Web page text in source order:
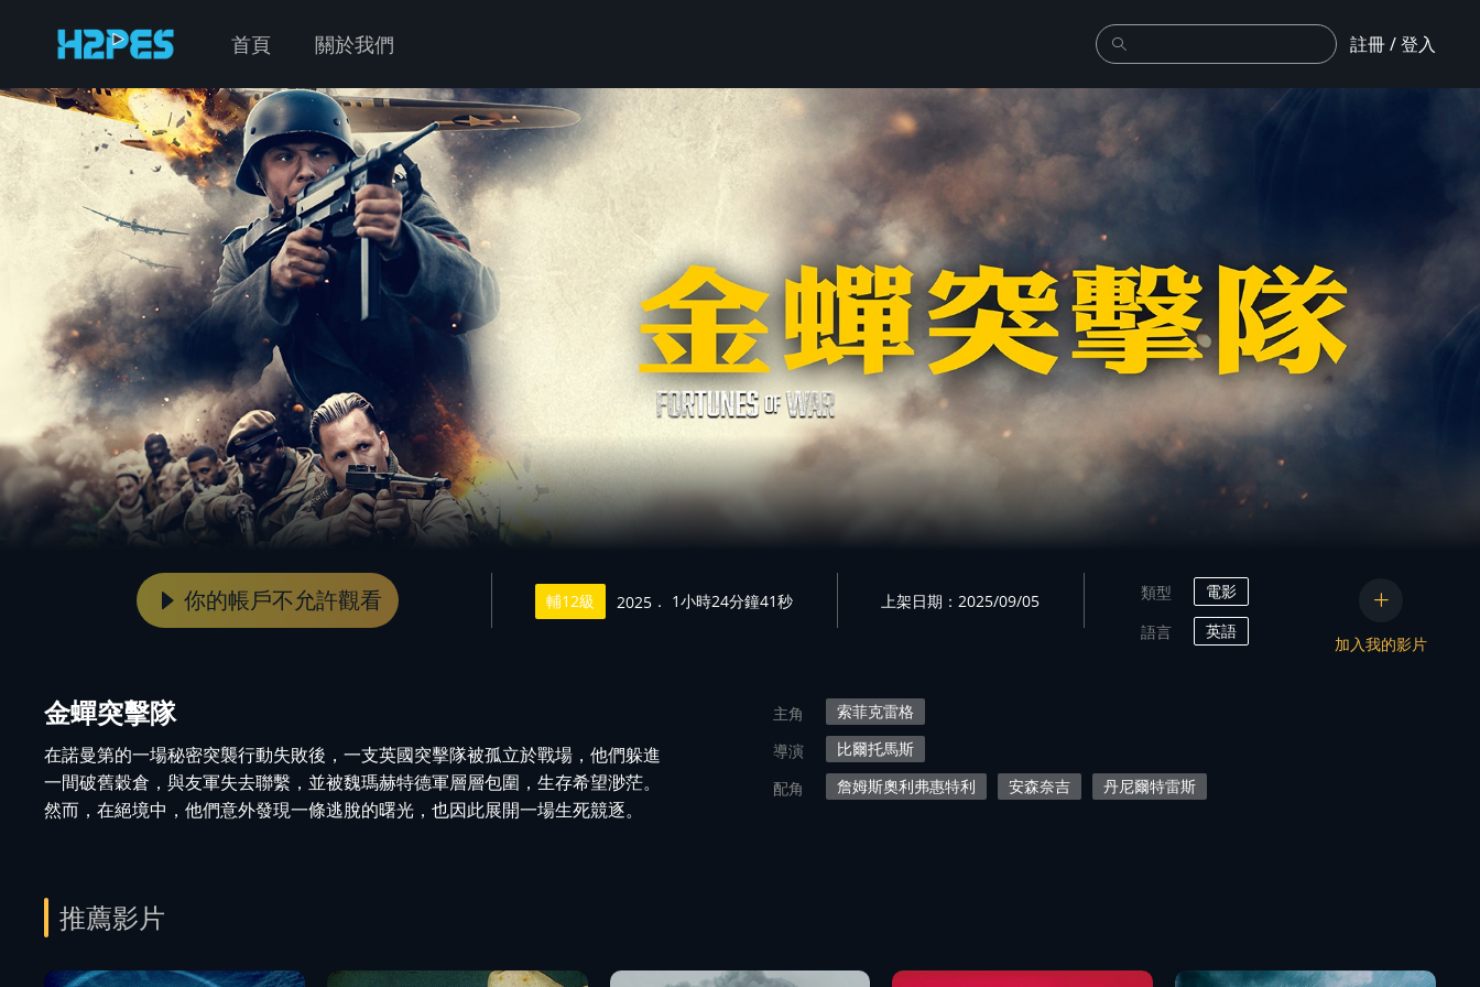
首頁 關於我們 註冊 / 登入
你的帳戶不允許觀看 輔12級 2025 ． 1小時24分鐘41秒 上架日期：2025/09/05 類型
電影
語言
英語
加入我的影片
金蟬突擊隊
在諾曼第的一場秘密突襲行動失敗後，一支英國突擊隊被孤立於戰場，他們躲進
一間破舊穀倉，與友軍失去聯繫，並被魏瑪赫特德軍層層包圍，生存希望渺茫。
然而，在絕境中，他們意外發現一條逃脫的曙光，也因此展開一場生死競逐。
主角
索菲克雷格
導演
比爾托馬斯
配角
詹姆斯奧利弗惠特利 安森奈吉 丹尼爾特雷斯
推薦影片